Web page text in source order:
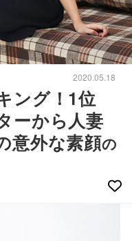
2020.05.18
ング！1位
ーから人妻
意外な素顔の